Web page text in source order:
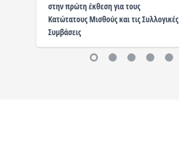
στην πρώτη έκθεση για τους
Κατώτατους Μισθούς και τις Συλλογικές
Συμβάσεις